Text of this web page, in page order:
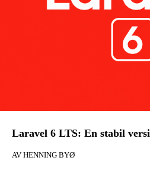
Laravel 6 LTS: En stabil
AV HENNING BYØ